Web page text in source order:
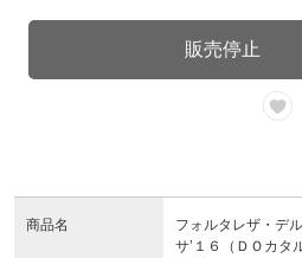
販売停止
商品名
フォルタレザ・デ
サ’１６（ＤＯカタ